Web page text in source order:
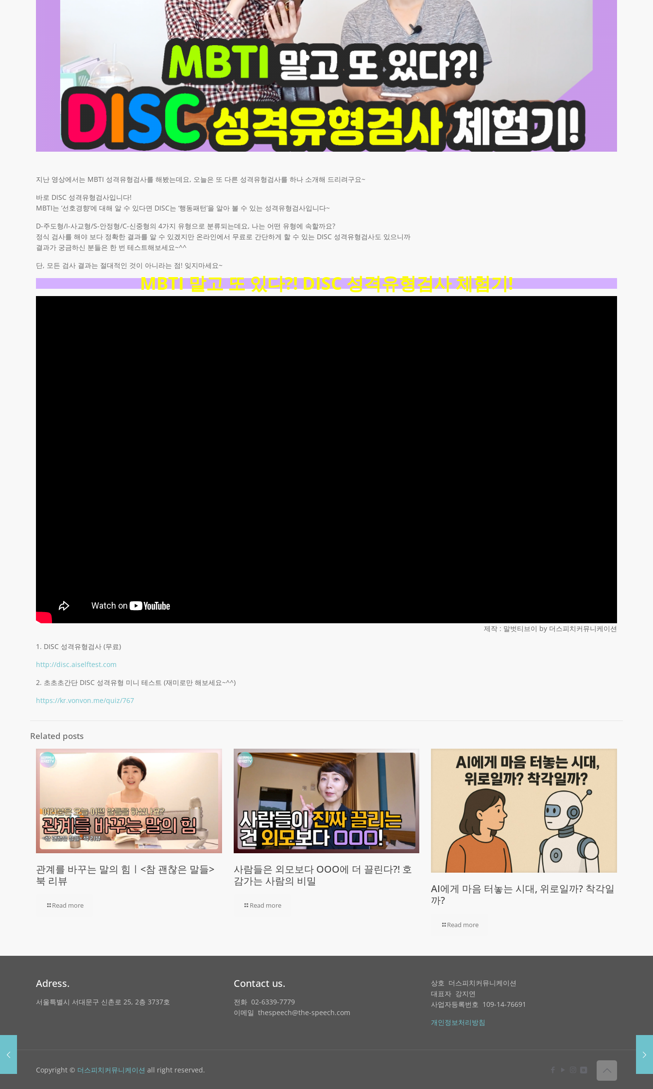
지난 영상에서는 MBTI 성격유형검사를 해봤는데요, 오늘은 또 다른 성격유형검사를 하나 소개해 드리려구요~
바로 DISC 성격유형검사입니다!
MBTI는 ‘선호경향’에 대해 알 수 있다면 DISC는 ‘행동패턴’을 알아 볼 수 있는 성격유형검사입니다~
D-주도형/I-사교형/S-안정형/C-신중형의 4가지 유형으로 분류되는데요, 나는 어떤 유형에 속할까요?
정식 검사를 해야 보다 정확한 결과를 알 수 있겠지만 온라인에서 무료로 간단하게 할 수 있는 DISC 성격유형검사도 있으니까
결과가 궁금하신 분들은 한 번 테스트해보세요~^^
단, 모든 검사 결과는 절대적인 것이 아니라는 점! 잊지마세요~
MBTI 말고 또 있다?! DISC 성격유형검사 체험기!
제작 : 말벗티브이 by 더스피치커뮤니케이션
1. DISC 성격유형검사 (무료)
http://disc.aiselftest.com
2. 초초초간단 DISC 성격유형 미니 테스트 (재미로만 해보세요~^^)
https://kr.vonvon.me/quiz/767
Related posts
관계를 바꾸는 말의 힘ㅣ<참 괜찮은 말들>
북 리뷰
Read more
사람들은 외모보다 OOO에 더 끌린다?! 호
감가는 사람의 비밀
Read more
AI에게 마음 터놓는 시대, 위로일까? 착각일
까?
Read more
Adress.
서울특별시 서대문구 신촌로 25, 2층 3737호
Contact us.
전화 02-6339-7779
이메일 thespeech@the-speech.com
상호 더스피치커뮤니케이션
대표자 강지연
사업자등록번호 109-14-76691
개인정보처리방침
Copyright © 더스피치커뮤니케이션 all right reserved.